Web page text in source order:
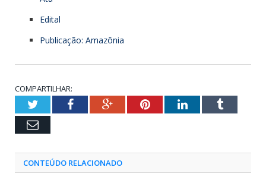
Edital
Publicação: Amazônia
COMPARTILHAR:
TwitterFacebookGoogle+PinterestLinkedInTumblr
Email
CONTEÚDO RELACIONADO